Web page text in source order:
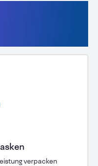
verpacken